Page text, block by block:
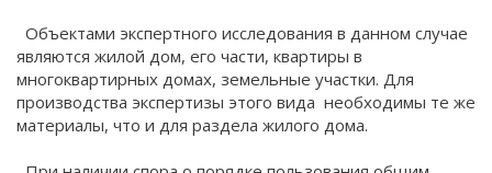
Объектами экспертного исследования в данном случае
являются жилой дом, его части, квартиры в
многоквартирных домах, земельные участки. Для
производства экспертизы этого вида необходимы те же
материалы, что и для раздела жилого дома.